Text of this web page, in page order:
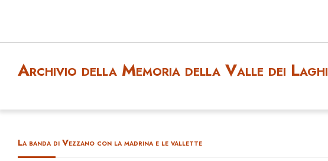
Archivio della Memoria della Valle dei Laghi
La banda di Vezzano con la madrina e le vallette